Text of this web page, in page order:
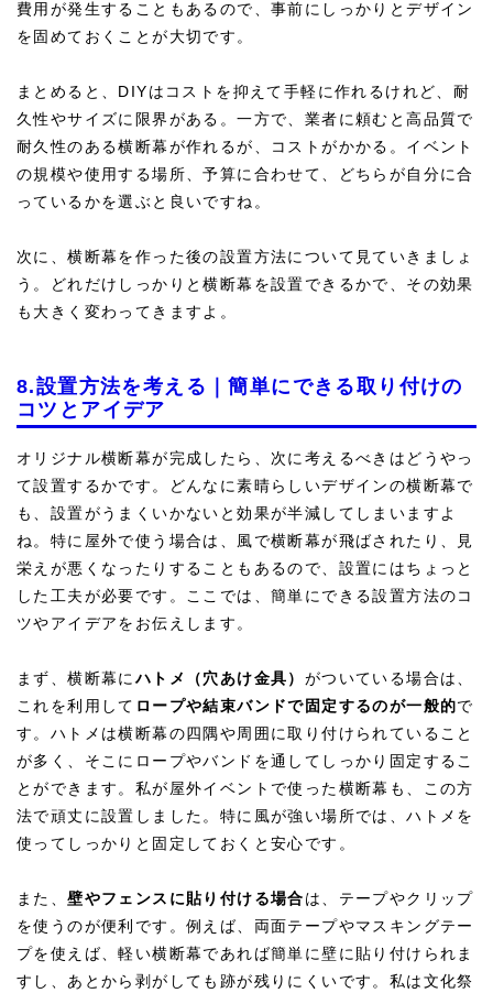
費用が発生することもあるので、事前にしっかりとデザイン
を固めておくことが大切です。
まとめると、DIYはコストを抑えて手軽に作れるけれど、耐
久性やサイズに限界がある。一方で、業者に頼むと高品質で
耐久性のある横断幕が作れるが、コストがかかる。イベント
の規模や使用する場所、予算に合わせて、どちらが自分に合
っているかを選ぶと良いですね。
次に、横断幕を作った後の設置方法について見ていきましょ
う。どれだけしっかりと横断幕を設置できるかで、その効果
も大きく変わってきますよ。
8.設置方法を考える｜簡単にできる取り付けの
コツとアイデア
オリジナル横断幕が完成したら、次に考えるべきはどうやっ
て設置するかです。どんなに素晴らしいデザインの横断幕で
も、設置がうまくいかないと効果が半減してしまいますよ
ね。特に屋外で使う場合は、風で横断幕が飛ばされたり、見
栄えが悪くなったりすることもあるので、設置にはちょっと
した工夫が必要です。ここでは、簡単にできる設置方法のコ
ツやアイデアをお伝えします。
まず、横断幕にハトメ（穴あけ金具） がついている場合は、
これを利用して ロープや結束バンドで固定するのが一般的で
す。ハトメは横断幕の四隅や周囲に取り付けられていること
が多く、そこにロープやバンドを通してしっかり固定するこ
とができます。私が屋外イベントで使った横断幕も、この方
法で頑丈に設置しました。特に風が強い場所では、ハトメを
使ってしっかりと固定しておくと安心です。
また、壁やフェンスに貼り付ける場合は、テープやクリップ
を使うのが便利です。例えば、両面テープやマスキングテー
プを使えば、軽い横断幕であれば簡単に壁に貼り付けられま
すし、あとから剥がしても跡が残りにくいです。私は文化祭